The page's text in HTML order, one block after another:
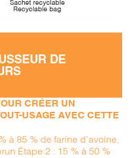
DE
CRÉER UN
USAGE AVEC CETTE
à 85 % de farine d’avoine,
Étape 2 : 15 % à 50 %